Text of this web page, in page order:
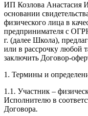
ИП Козлова Анастасия
основании
физического лица в
предпринимателя с
г. (далее Школа),
или в рассрочку любой
заключить Договор-
1. Термины и
1.1. Участник –
Исполнителю в
Договора.